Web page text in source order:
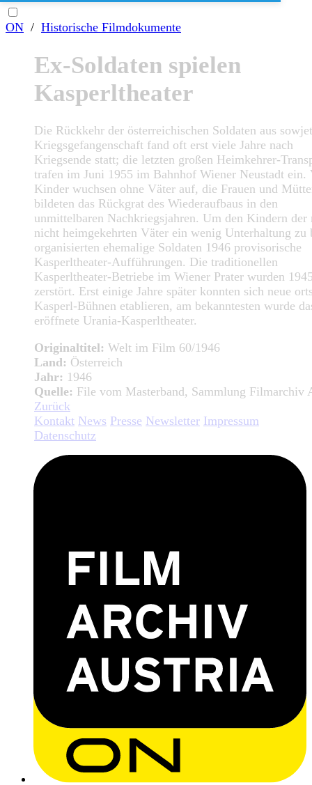
ON / Historische Filmdokumente
Ex-Soldaten spielen
Kasperltheater
Die Rückkehr der österreichischen Soldaten aus
Kriegsgefangenschaft fand oft erst viele Jahre nach
Kriegsende statt; die letzten großen Heimkehrer-
trafen im Juni 1955 im Bahnhof Wiener Neustadt ein.
Kinder wuchsen ohne Väter auf, die Frauen und
bildeten das Rückgrat des Wiederaufbaus in den
unmittelbaren Nachkriegsjahren. Um den Kindern der
nicht heimgekehrten Väter ein wenig Unterhaltung zu
organisierten ehemalige Soldaten 1946 provisorische
Kasperltheater-Aufführungen. Die traditionellen
Kasperltheater-Betriebe im Wiener Prater wurden
zerstört. Erst einige Jahre später konnten sich neue
Kasperl-Bühnen etablieren, am bekanntesten wurde
eröffnete Urania-Kasperltheater.
Originaltitel: Welt im Film 60/1946
Land: Österreich
Jahr: 1946
Quelle: File vom Masterband, Sammlung Filmarchiv
Zurück
Kontakt News Presse Newsletter Impressum
Datenschutz